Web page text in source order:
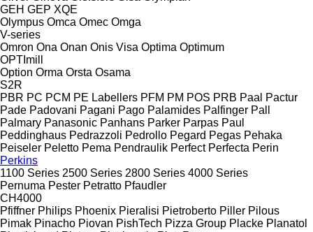
GEH GEP XQE
Olympus Omca Omec Omga
V-series
Omron Ona Onan Onis Visa Optima Optimum
OPTImill
Option Orma Orsta Osama
S2R
PBR PC PCM PE Labellers PFM PM POS PRB Paal
Pactur
Pade Padovani Pagani Pago Palamides Palfinger Pall
Palmary Panasonic Panhans Parker Parpas Paul
Peddinghaus Pedrazzoli Pedrollo Pegard Pegas Pehaka
Peiseler Peletto Pema Pendraulik Perfect Perfecta Perin
Perkins
1100 Series 2500 Series 2800 Series 4000 Series
Pernuma Pester Petratto Pfaudler
CH4000
Pfiffner Philips Phoenix Pieralisi Pietroberto Piller Pilous
Pimak Pinacho Piovan PishTech Pizza Group Placke Planatol